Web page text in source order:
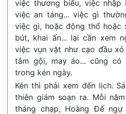
việc thương biểu, việc nhập
việc an táng... việc gì
việc gì, hoặc động thổ hoặc
bút, khai ấn... lại cần xem
việc vụn vặt như cạo đầu
tắm gội, may áo... cũng có
trong kén ngày.
Kén thì phải xem đến lịch.
thiên giám soạn ra. Mỗi
tháng chạp, Hoàng Đế